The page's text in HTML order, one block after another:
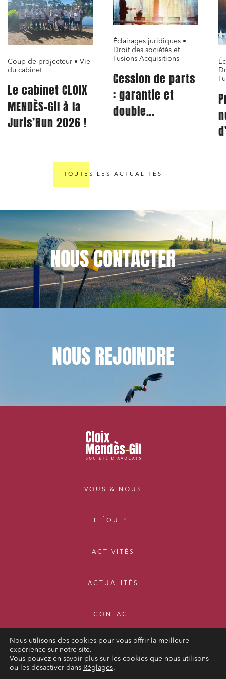
Coup de projecteur • Vie
du cabinet
Le cabinet CLOIX
MENDÈS-Gil à la
Juris’Run 2026 !
Éclairages juridiques •
Droit des sociétés et
Fusions-Acquisitions
Cession de parts
: garantie et
double
TOUTES LES ACTUALITÉS
NOUSCONTACTER
NOUSREJOINDRE
VOUS & NOUS
L'ÉQUIPE
ACTIVITÉS
ACTUALITÉS
CONTACT
Nous utilisons des cookies pour vous offrir la meilleure
expérience sur notre site.
Vous pouvez en savoir plus sur les cookies que nous utilisons
ou les désactiver dans Réglages.